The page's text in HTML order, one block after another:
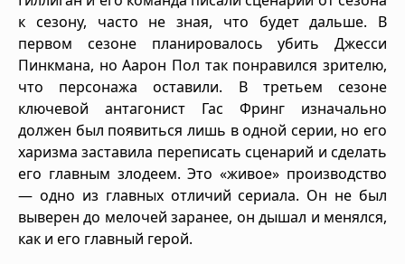
к сезону, часто не зная, что будет дальше. В
первом сезоне планировалось убить Джесси
Пинкмана, но Аарон Пол так понравился зрителю,
что персонажа оставили. В третьем сезоне
ключевой антагонист Гас Фринг изначально
должен был появиться лишь в одной серии, но его
харизма заставила переписать сценарий и сделать
его главным злодеем. Это «живое» производство
— одно из главных отличий сериала. Он не был
выверен до мелочей заранее, он дышал и менялся,
как и его главный герой.